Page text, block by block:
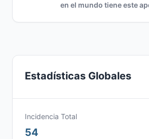
en el mundo tiene este
Estadísticas Globales
Incidencia Total
54